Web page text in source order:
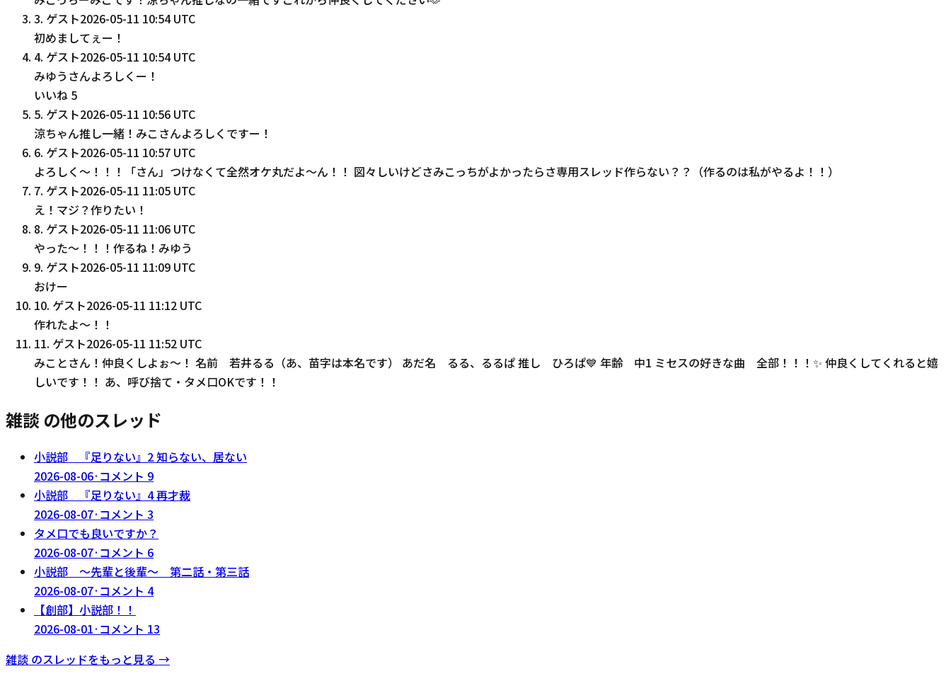
3. ゲスト2026-05-11 10:54 UTC
初めましてぇー！
4. ゲスト2026-05-11 10:54 UTC
みゆうさんよろしくー！
いいね 5
5. ゲスト2026-05-11 10:56 UTC
涼ちゃん推し一緒！みこさんよろしくですー！
6. ゲスト2026-05-11 10:57 UTC
よろしく〜！！！「さん」つけなくて全然オケ丸だよ〜ん！！ 図々しいけどさみこっちがよかったらさ専用スレッド作らない？？（作るのは私がやるよ！！）
7. ゲスト2026-05-11 11:05 UTC
え！マジ？作りたい！
8. ゲスト2026-05-11 11:06 UTC
やった〜！！！作るね！みゆう
9. ゲスト2026-05-11 11:09 UTC
おけー
10. ゲスト2026-05-11 11:12 UTC
作れたよ〜！！
11. ゲスト2026-05-11 11:52 UTC
みことさん！仲良くしよぉ〜！ 名前 若井るる（あ、苗字は本名です） あだ名 るる、るるぱ 推し ひろぱ💙 年齢 中1 ミセスの好きな曲 全部！！！✨ 仲良くしてくれると嬉
しいです！！ あ、呼び捨て・タメ口OKです！！
雑談 の他のスレッド
小説部 『足りない』2 知らない、居ない
2026-08-06· コメント 9
小説部 『足りない』4 再才裁
2026-08-07· コメント 3
タメ口でも良いですか？
2026-08-07· コメント 6
小説部 〜先輩と後輩〜 第二話・第三話
2026-08-07· コメント 4
【創部】小説部！！
2026-08-01· コメント 13
雑談 のスレッドをもっと見る →